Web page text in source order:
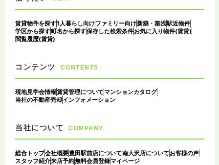
賃貸物件を探す1人暮らし向けファミリー向け新築・築浅駅近物件
学区から探す町名から探す保存した検索条件お気に入り物件(賃貸)
閲覧履歴(賃貸)
コンテンツ CONTENTS
現地見学会情報賃貸管理について マンションカタログ
当社の不動産売却インフォメーション
当社について COMPANY
総合トップ会社概要豊田駅前店について南大沢店について お客様の声
スタッフ紹介来店予約無料会員登録マイページ